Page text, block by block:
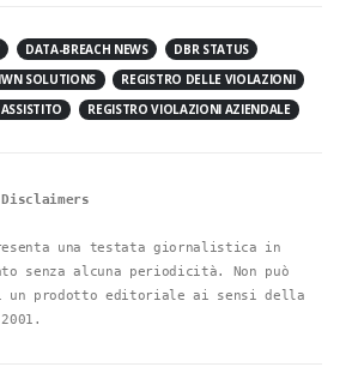
DATA-BREACH NEWS
DBR STATUS
SOLUTIONS
REGISTRO DELLE VIOLAZIONI
REGISTRO VIOLAZIONI AZIENDALE
una testata giornalistica in
senza alcuna periodicità. Non può
un prodotto editoriale ai sensi della